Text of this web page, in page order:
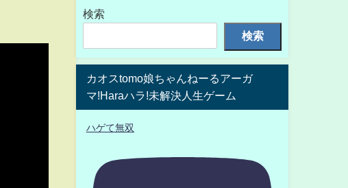
検索
検索
カオスtomo娘ちゃんねーるアーガ
マ!Haraハラ!未解決人生ゲーム
ハゲて無双